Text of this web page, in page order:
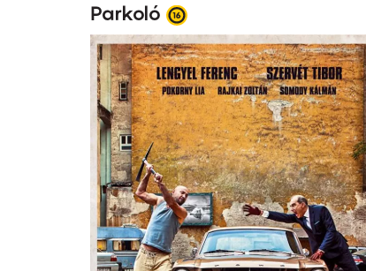
Parkoló